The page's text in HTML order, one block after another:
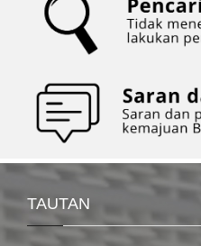
TAUTAN